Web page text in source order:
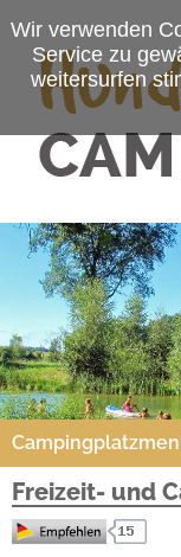
Platzdaten
Preise & Prospekte
Freizeit- und
Wir verwenden
Service zu
weitersurfen